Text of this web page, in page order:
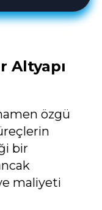
Altyapı
özgü
bir
maliyeti